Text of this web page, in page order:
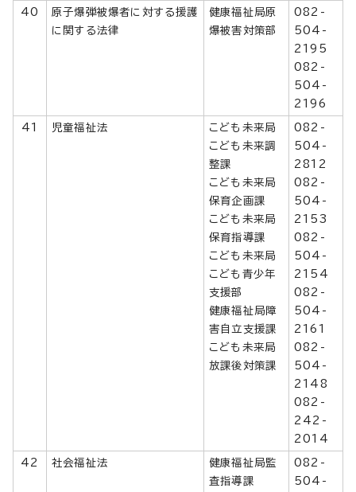
40
原子爆弾被爆者に対する援護
に関する法律
健康福祉局原
爆被害対策部
082-
504-
2195
082-
504-
2196
41 児童福祉法
こども未来局
こども未来調
整課
こども未来局
保育企画課
こども未来局
保育指導課
こども未来局
こども青少年
支援部
健康福祉局障
害自立支援課
こども未来局
放課後対策課
082-
504-
2812
082-
504-
2153
082-
504-
2154
082-
504-
2161
082-
504-
2148
082-
242-
2014
42 社会福祉法
健康福祉局監
査指導課
082-
504-